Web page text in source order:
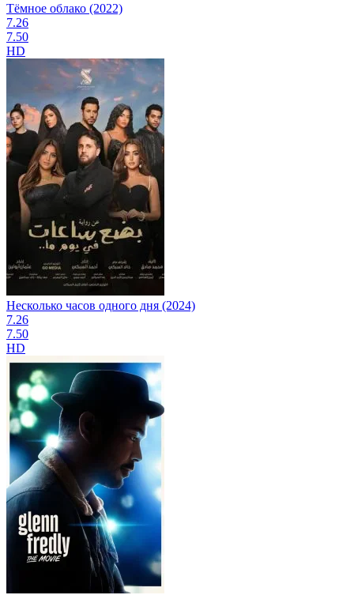
Тёмное облако (2022)
7.26
7.50
HD
Несколько часов одного дня (2024)
7.26
7.50
HD